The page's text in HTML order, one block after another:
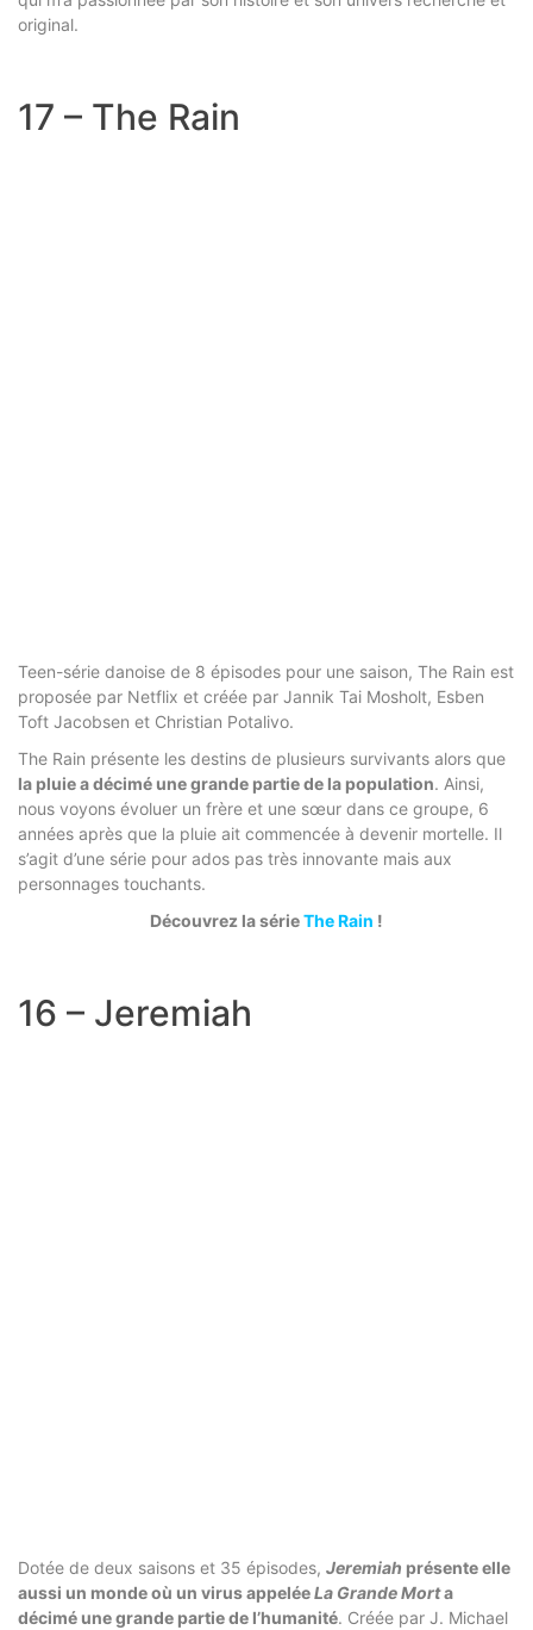
original.
17 – The Rain
Teen-série danoise de 8 épisodes pour une saison, The Rain est
proposée par Netflix et créée par Jannik Tai Mosholt, Esben
Toft Jacobsen et Christian Potalivo.
The Rain présente les destins de plusieurs survivants alors que
la pluie a décimé une grande partie de la population. Ainsi,
nous voyons évoluer un frère et une sœur dans ce groupe, 6
années après que la pluie ait commencée à devenir mortelle. Il
s’agit d’une série pour ados pas très innovante mais aux
personnages touchants.
Découvrez la sérieThe Rain !
16 – Jeremiah
Dotée de deux saisons et 35 épisodes, Jeremiah présente elle
aussi un monde où un virus appeléeLa Grande Morta
décimé une grande partie de l’humanité. Créée par J. Michael